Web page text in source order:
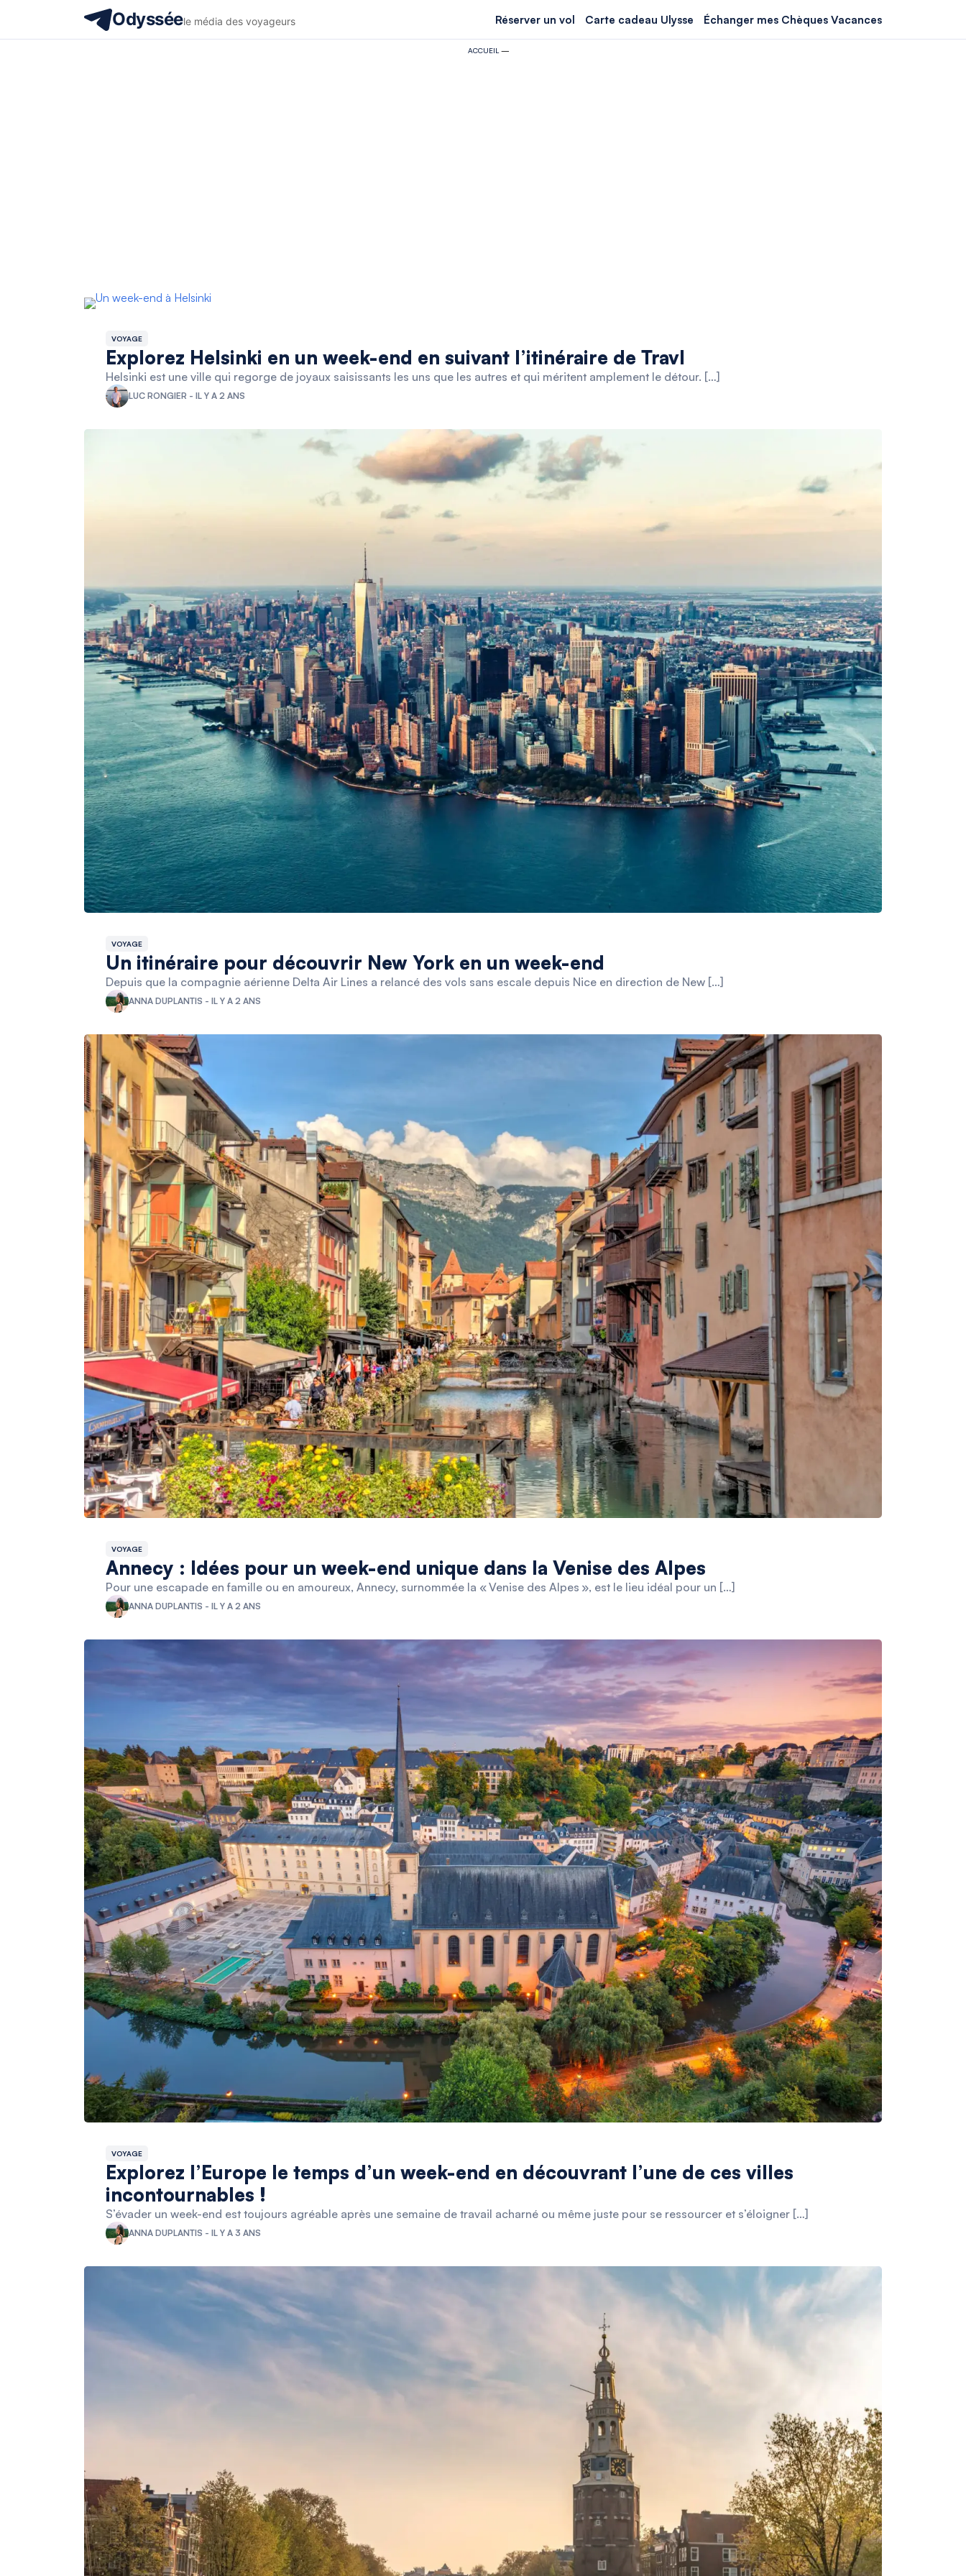
Odysséele média des voyageurs Réserver un vol Carte cadeau Ulysse Échanger mes Chèques Vacances
ACCUEIL —
VOYAGE
Explorez Helsinki en un week-end en suivant l’itinéraire de Travl
Helsinki est une ville qui regorge de joyaux saisissants les uns que les autres et qui méritent amplement le détour. […]
LUC RONGIER - IL Y A 2 ANS
VOYAGE
Un itinéraire pour découvrir New York en un week-end
Depuis que la compagnie aérienne Delta Air Lines a relancé des vols sans escale depuis Nice en direction de New […]
ANNA DUPLANTIS - IL Y A 2 ANS
VOYAGE
Annecy : Idées pour un week-end unique dans la Venise des Alpes
Pour une escapade en famille ou en amoureux, Annecy, surnommée la « Venise des Alpes », est le lieu idéal pour un […]
ANNA DUPLANTIS - IL Y A 2 ANS
VOYAGE
Explorez l’Europe le temps d’un week-end en découvrant l’une de ces villes
incontournables !
S’évader un week-end est toujours agréable après une semaine de travail acharné ou même juste pour se ressourcer et s’éloigner […]
ANNA DUPLANTIS - IL Y A 3 ANS